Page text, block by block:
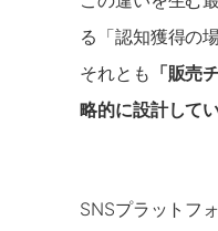
る「認知獲得の
それとも 「販売
略的に設計して
SNSプラットフ